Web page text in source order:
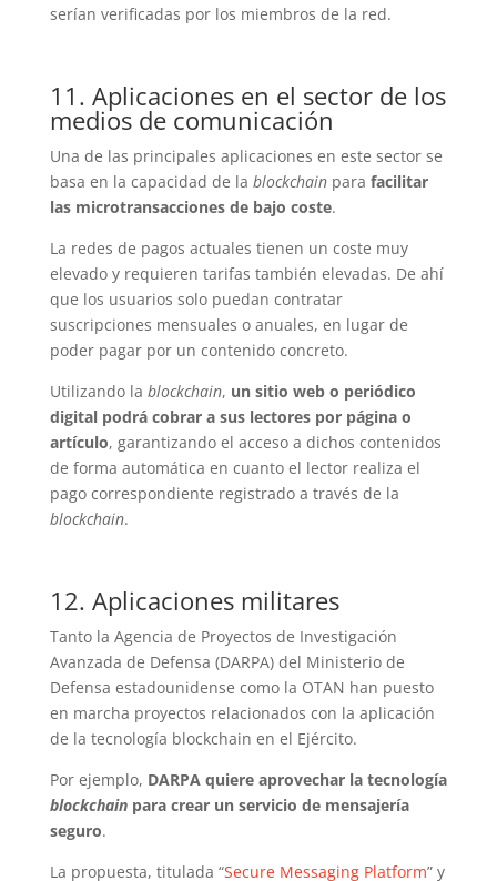
serían verificadas por los miembros de la red.
11. Aplicaciones en el sector de los
medios de comunicación
Una de las principales aplicaciones en este sector se
basa en la capacidad de la blockchainpara facilitar
las microtransacciones de bajo coste.
La redes de pagos actuales tienen un coste muy
elevado y requieren tarifas también elevadas. De ahí
que los usuarios solo puedan contratar
suscripciones mensuales o anuales, en lugar de
poder pagar por un contenido concreto.
Utilizando la blockchain, un sitio web o periódico
digital podrá cobrar a sus lectores por página o
artículo, garantizando el acceso a dichos contenidos
de forma automática en cuanto el lector realiza el
pago correspondiente registrado a través de la
blockchain.
12. Aplicaciones militares
Tanto la Agencia de Proyectos de Investigación
Avanzada de Defensa (DARPA) del Ministerio de
Defensa estadounidense como la OTAN han puesto
en marcha proyectos relacionados con la aplicación
de la tecnología blockchain en el Ejército.
Por ejemplo, DARPA quiere aprovechar la tecnología
blockchainpara crear un servicio de mensajería
seguro.
La propuesta, titulada “Secure Messaging Platform” y